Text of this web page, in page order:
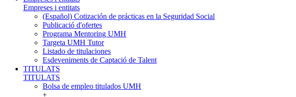
Empreses i entitats
(Español) Cotización de prácticas en la Seguridad Social
Publicació d'ofertes
Programa Mentoring UMH
Targeta UMH Tutor
Listado de titulaciones
Esdeveniments de Captació de Talent
TITULATS
TITULATS
Bolsa de empleo titulados UMH
+